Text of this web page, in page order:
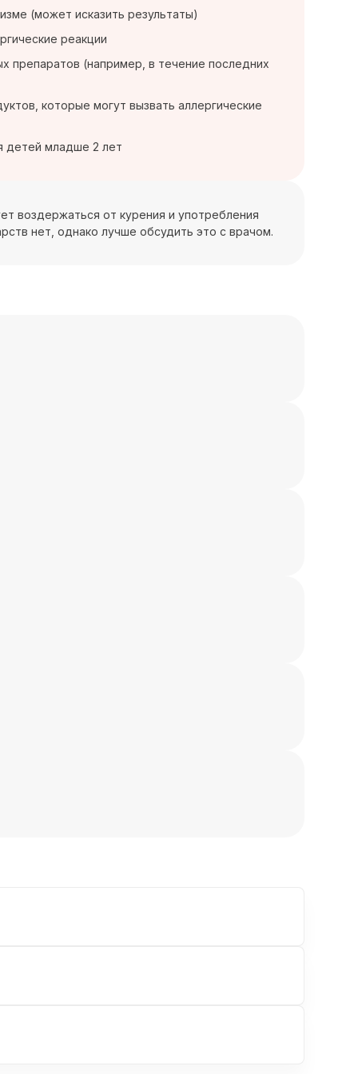
(может исказить результаты)
реакции
препаратов (например, в течение последних
которые могут вызвать аллергические
детей младше 2 лет
воздержаться от курения и употребления
нет, однако лучше обсудить это с врачом.